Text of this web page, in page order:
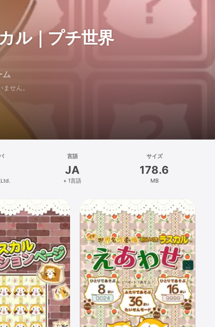
ル｜プチ世界
ム
せん。
言語
JA
+ 1言語
サイズ
178.6
MB